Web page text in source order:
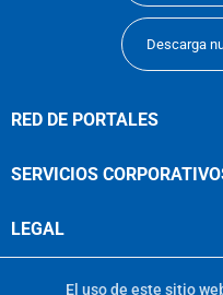
Descarga
RED DE PORTALES
SERVICIOS
LEGAL
El uso de este sitio